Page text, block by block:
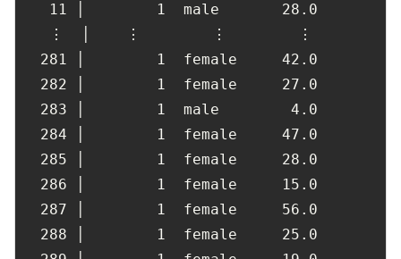
11
1
  male
28.0
281
1
  female
42.0
282
1
  female
27.0
283
1
  male
4.0
284
1
  female
47.0
285
1
  female
28.0
286
1
  female
15.0
287
1
  female
56.0
288
1
  female
25.0